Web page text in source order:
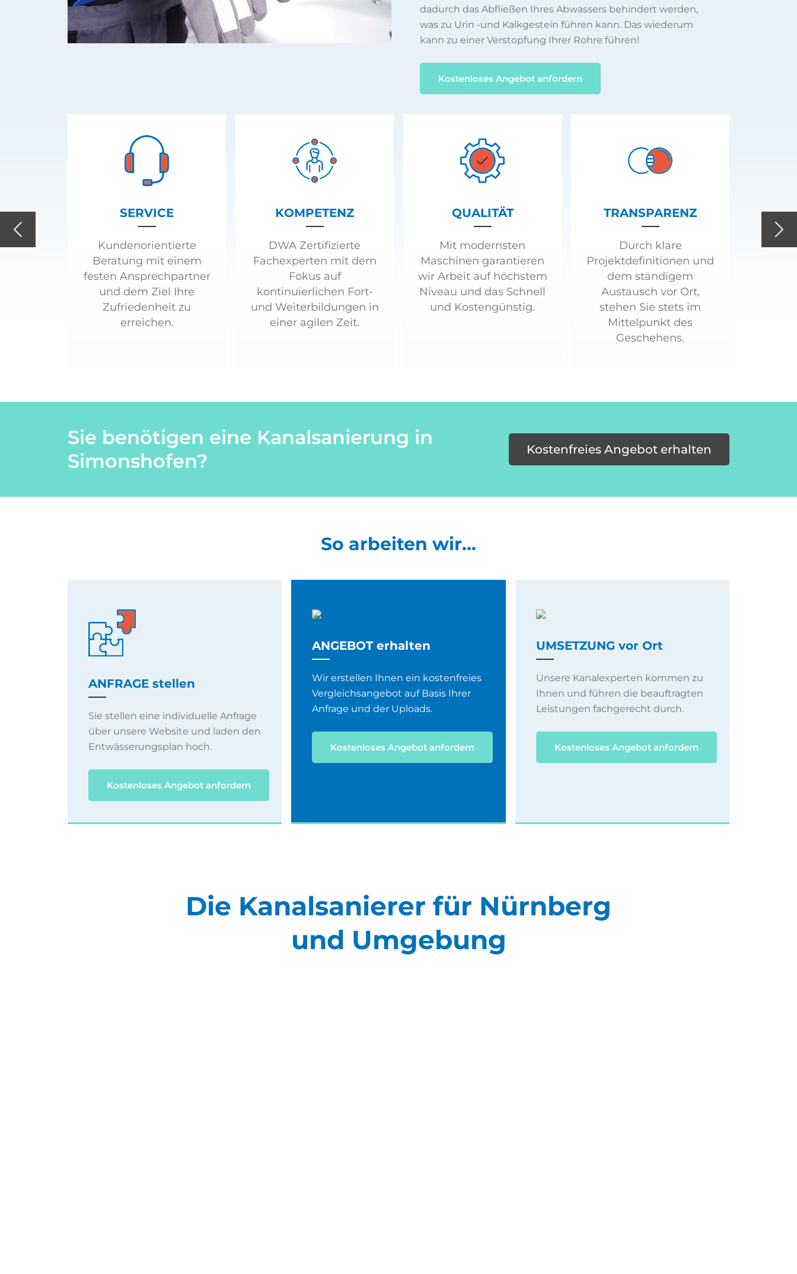
Previous
dadurch das Abfließen Ihres Abwassers behindert werden,
was zu Urin -und Kalkgestein führen kann. Das wiederum
kann zu einer Verstopfung Ihrer Rohre führen!
Kostenloses Angebot anfordern
SERVICE
Kundenorientierte
Beratung mit einem
festen Ansprechpartner
und dem Ziel Ihre
Zufriedenheit zu
erreichen.
KOMPETENZ
DWA Zertifizierte
Fachexperten mit dem
Fokus auf
kontinuierlichen Fort-
und Weiterbildungen in
einer agilen Zeit.
QUALITÄT
Mit modernsten
Maschinen garantieren
wir Arbeit auf höchstem
Niveau und das Schnell
und Kostengünstig.
TRANSPARENZ
Durch klare
Projektdefinitionen und
dem ständigem
Austausch vor Ort,
stehen Sie stets im
Mittelpunkt des
Geschehens.
Sie benötigen eine Kanalsanierung in
Simonshofen?
Kostenfreies Angebot erhalten
So arbeiten wir...
ANFRAGE stellen
Sie stellen eine individuelle Anfrage
über unsere Website und laden den
Entwässerungsplan hoch.
Kostenloses Angebot anfordern
ANGEBOT erhalten
Wir erstellen Ihnen ein kostenfreies
Vergleichsangebot auf Basis Ihrer
Anfrage und der Uploads.
Kostenloses Angebot anfordern
UMSETZUNG vor Ort
Unsere Kanalexperten kommen zu
Ihnen und führen die beauftragten
Leistungen fachgerecht durch.
Kostenloses Angebot anfordern
Die Kanalsanierer für Nürnberg
und Umgebung